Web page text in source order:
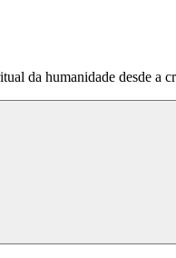
da humanidade desde a